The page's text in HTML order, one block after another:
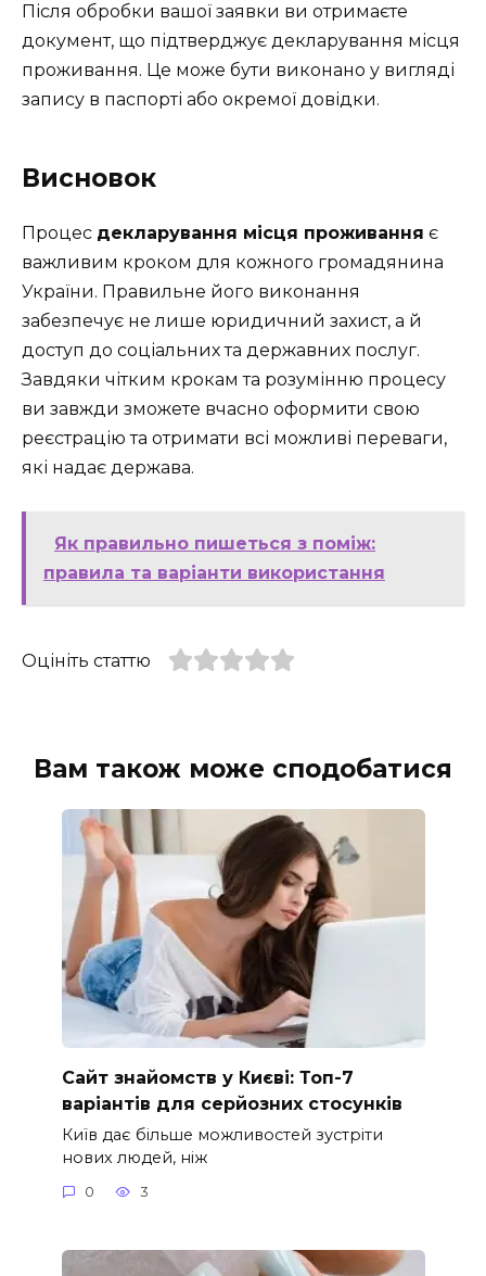
Після обробки вашої заявки ви отримаєте
документ, що підтверджує декларування місця
проживання. Це може бути виконано у вигляді
запису в паспорті або окремої довідки.
Висновок
Процес декларування місця проживання є
важливим кроком для кожного громадянина
України. Правильне його виконання
забезпечує не лише юридичний захист, а й
доступ до соціальних та державних послуг.
Завдяки чітким крокам та розумінню процесу
ви завжди зможете вчасно оформити свою
реєстрацію та отримати всі можливі переваги,
які надає держава.
Як правильно пишеться з поміж:
правила та варіанти використання
Оцініть статтю
Вам також може сподобатися
Сайт знайомств у Києві: Топ-7
варіантів для серйозних стосунків
Київ дає більше можливостей зустріти
нових людей, ніж
0 3